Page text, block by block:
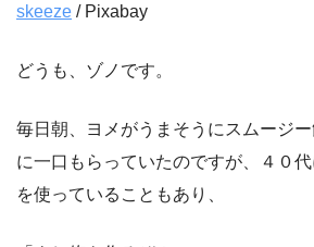
skeeze / Pixabay
どうも、ゾノです。
毎日朝、ヨメがうまそうにスムージ
に一口もらっていたのですが、４０
を使っていることもあり、